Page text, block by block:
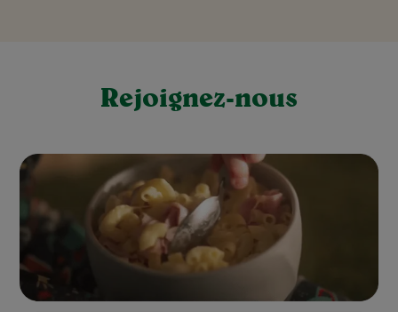
Rejoignez-nous